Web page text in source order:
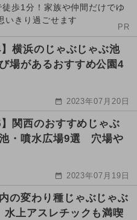
歩1分！家族や仲間だけでゆ
いきり過ごせます
PR
】横浜のじゃぶじゃぶ池
場があるおすすめ公園4
2023年07月20日
】関西のおすすめじゃぶ
・噴水広場9選 穴場や
2023年07月19日
の変わり種じゃぶじゃぶ
上アスレチックも満喫